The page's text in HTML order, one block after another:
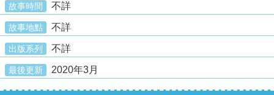
故事時間 不詳
故事地點 不詳
出版系列 不詳
最後更新 2020年3月